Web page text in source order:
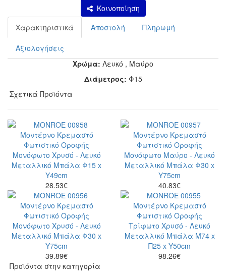
Κοινοποίηση
Χαρακτηριστικά
Αποστολή Πληρωμή
Αξιολογήσεις
Χρώμα: Λευκό , Μαύρο
Διάμετρος: Φ15
Σχετικά Προϊόντα
28.53€ 40.83€
39.89€ 98.26€
Προϊόντα στην κατηγορία